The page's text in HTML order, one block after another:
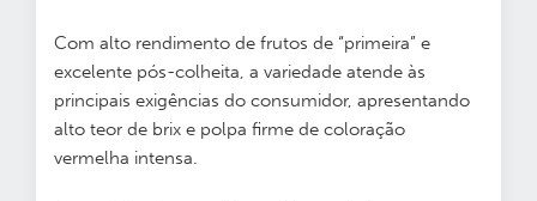
Com alto rendimento de frutos de “primeira” e
excelente pós-colheita, a variedade atende às
principais exigências do consumidor, apresentando
alto teor de brix e polpa firme de coloração
vermelha intensa.